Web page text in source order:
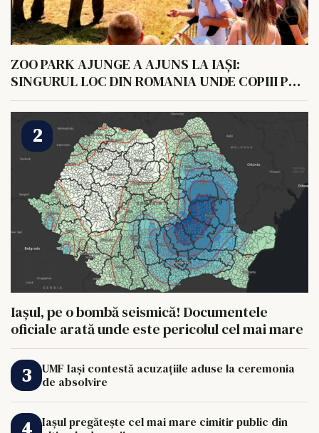
ZOO PARK AJUNGE A AJUNS LA IAȘI:
SINGURUL LOC DIN ROMANIA UNDE COPIII POT
HRANI UN ELEFANT
Iașul, pe o bombă seismică! Documentele
oficiale arată unde este pericolul cel mai mare
UMF Iași contestă acuzațiile aduse la ceremonia
de absolvire
Iașul pregătește cel mai mare cimitir public din